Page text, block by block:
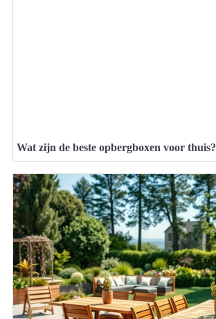
Wat zijn de beste opbergboxen voor thuis?